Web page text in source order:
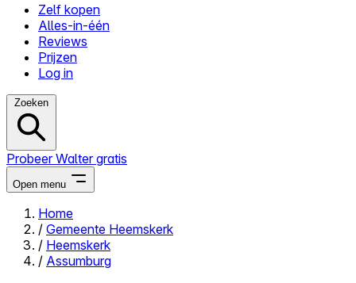
Zelf kopen
Alles-in-één
Reviews
Prijzen
Log in
Zoeken
Probeer Walter gratis
Open menu
Close menu
Home
/ Gemeente Heemskerk
/ Heemskerk
/ Assumburg